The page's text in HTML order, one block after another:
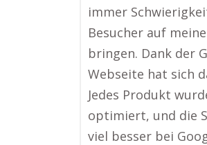
immer
Besucher auf
bringen. Dank der
Webseite hat sich
Jedes Produkt
optimiert, und die
viel besser bei